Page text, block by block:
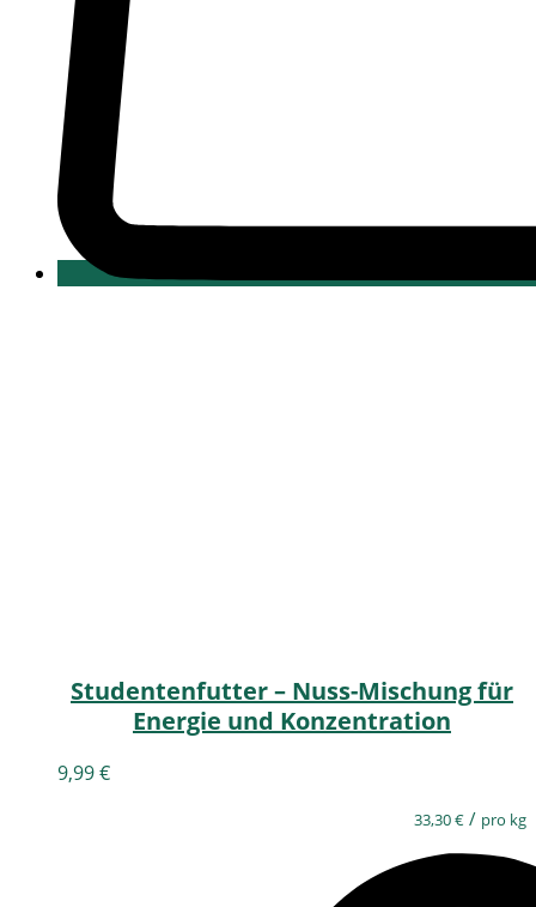
Studentenfutter – Nuss-Mischung für
Energie und Konzentration
9,99€
33,30€ / pro kg